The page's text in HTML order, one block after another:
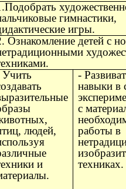
гимнастики,
игры.
Ознакомление детей с
Учить
людей,
и
-
навыки в
с
работы в
техниках.